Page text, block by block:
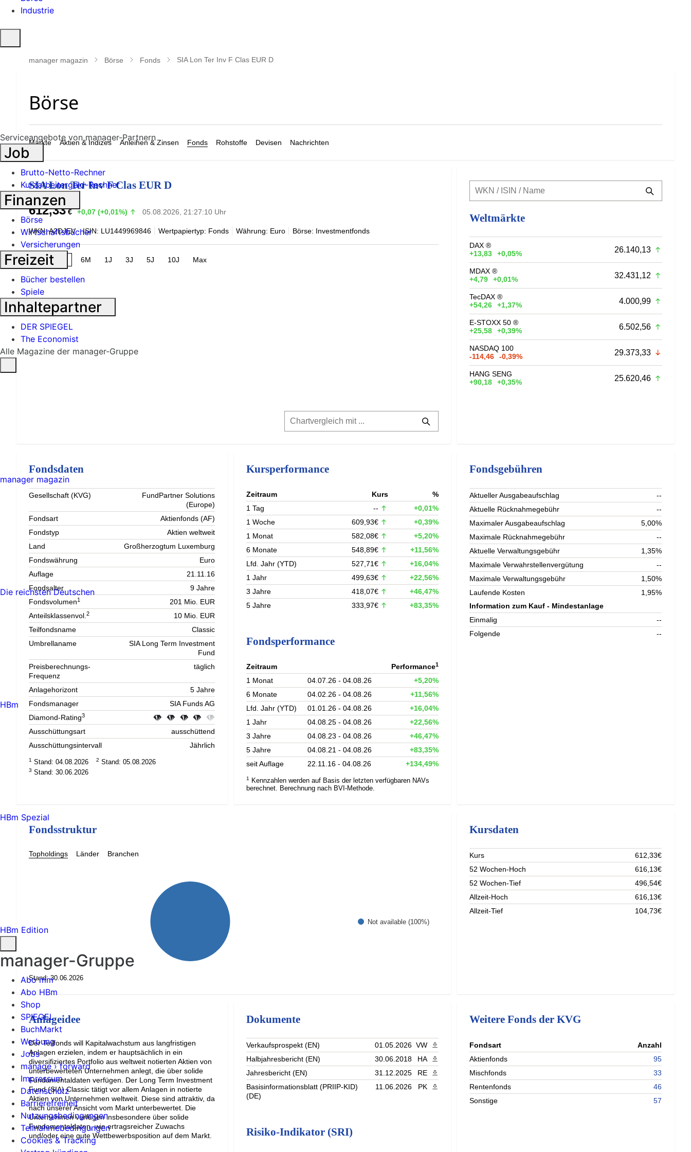
Industrie
öffnen
manager magazin Börse Fonds SIA Lon Ter Inv F Clas EUR D
Märkte Aktien & Indizes Anleihen & Zinsen Fonds Rohstoffe Devisen Nachrichten
SIA Lon Ter Inv F Clas EUR D
612,33 € +0,07 (+0,01%) 05.08.2026, 21:27:10 Uhr
WKN: A2DJEV ISIN: LU1449969846 Wertpapiertyp: Fonds Währung: Euro Börse: Investmentfonds
1M 6M 1J 3J 5J 10J Max
Weltmärkte
DAX ®
+13,83
+0,05% 26.140,13
MDAX ®
+4,79
+0,01% 32.431,12
TecDAX ®
+54,26
+1,37% 4.000,99
E-STOXX 50 ®
+25,58
+0,39% 6.502,56
NASDAQ 100
-114,46
-0,39% 29.373,33
HANG SENG
+90,18
+0,35% 25.620,46
Fondsdaten
Gesellschaft (KVG)
FundPartner Solutions
(Europe)
Fondsart
Aktienfonds (AF)
Fondstyp
Aktien weltweit
Land
Großherzogtum Luxemburg
Fondswährung
Euro
Auflage
21.11.16
Fondsalter
9 Jahre
Fondsvolumen1
201 Mio. EUR
Anteilsklassenvol.2
10 Mio. EUR
Teilfondsname
Classic
Umbrellaname
SIA Long Term Investment
Fund
Preisberechnungs-
Frequenz
täglich
Anlagehorizont
5 Jahre
Fondsmanager
SIA Funds AG
Diamond-Rating3
Ausschüttungsart
ausschüttend
Ausschüttungsintervall
Jährlich
1 Stand: 04.08.2026 2 Stand: 05.08.2026
3 Stand: 30.06.2026
Kursperformance
Zeitraum Kurs
%
1 Tag
--
+0,01%
1 Woche
609,93€
+0,39%
1 Monat
582,08€
+5,20%
6 Monate
548,89€
+11,56%
Lfd. Jahr (YTD)
527,71€
+16,04%
1 Jahr
499,63€
+22,56%
3 Jahre
418,07€
+46,47%
5 Jahre
333,97€ +83,35%
Fondsperformance
Zeitraum Performance1
1 Monat 04.07.26 - 04.08.26
+5,20%
6 Monate
04.02.26 - 04.08.26
+11,56%
Lfd. Jahr (YTD)
01.01.26 - 04.08.26
+16,04%
1 Jahr
04.08.25 - 04.08.26
+22,56%
3 Jahre
04.08.23 - 04.08.26
+46,47%
5 Jahre
04.08.21 - 04.08.26
+83,35%
seit Auflage
22.11.16 - 04.08.26 +134,49%
1
Kennzahlen werden auf Basis der letzten verfügbaren NAVs
berechnet. Berechnung nach BVI-Methode.
Fondsgebühren
Aktueller Ausgabeaufschlag
--
Aktuelle Rücknahmegebühr
--
Maximaler Ausgabeaufschlag
5,00%
Maximale Rücknahmegebühr
--
Aktuelle Verwaltungsgebühr
1,35%
Maximale Verwahrstellenvergütung
--
Maximale Verwaltungsgebühr
1,50%
Laufende Kosten
1,95%
Information zum Kauf - Mindestanlage
Einmalig
--
Folgende
--
Fondsstruktur
Topholdings Länder Branchen
Not available (100%)
Stand: 30.06.2026
Kursdaten
Kurs
612,33€
52 Wochen-Hoch
616,13€
52 Wochen-Tief
496,54€
Allzeit-Hoch
616,13€
Allzeit-Tief
104,73€
Anlageidee
Der Teilfonds will Kapitalwachstum aus langfristigen
Anlagen erzielen, indem er hauptsächlich in ein
diversifiziertes Portfolio aus weltweit notierten Aktien von
unterbewerteten Unternehmen anlegt, die über solide
Fundamentaldaten verfügen. Der Long Term Investment
Fund (SIA) Classic tätigt vor allem Anlagen in notierte
Aktien von Unternehmen weltweit. Diese sind attraktiv, da
nach unserer Ansicht vom Markt unterbewertet. Die
Unternehmen verfügen insbesondere über solide
Fundamentaldaten, wie ertragsreicher Zuwachs
und/oder eine gute Wettbewerbsposition auf dem Markt.
Dokumente
Verkaufsprospekt (EN) 01.05.2026 VW
PDF herunterladen
Halbjahresbericht (EN)
30.06.2018 HA
PDF herunterladen
Jahresbericht (EN)
31.12.2025 RE
PDF herunterladen
Basisinformationsblatt (PRIIP-KID)
(DE)
11.06.2026 PK PDF herunterladen
Risiko-Indikator (SRI)
Weitere Fonds der KVG
Fondsart
Anzahl
Aktienfonds
95
Mischfonds
33
Rentenfonds
46
Sonstige
57
Serviceangebote von manager-Partnern
Job
Brutto-Netto-Rechner
Kurzarbeitergeld-Rechner
Finanzen
Börse
Wirtschaftsbücher
Versicherungen
Freizeit
Bücher bestellen
Spiele
Inhaltepartner
DER SPIEGEL
The Economist
Alle Magazine der manager-Gruppe
manager magazin
Die reichsten Deutschen
HBm
HBm Spezial
HBm Edition
manager-Gruppe
Abo mm
Abo HBm
Shop
SPIEGEL
BuchMarkt
Werbung
Jobs
manage › forward
Impressum
Datenschutz
Barrierefreiheit
Nutzungsbedingungen
Teilnahmebedingungen
Cookies & Tracking